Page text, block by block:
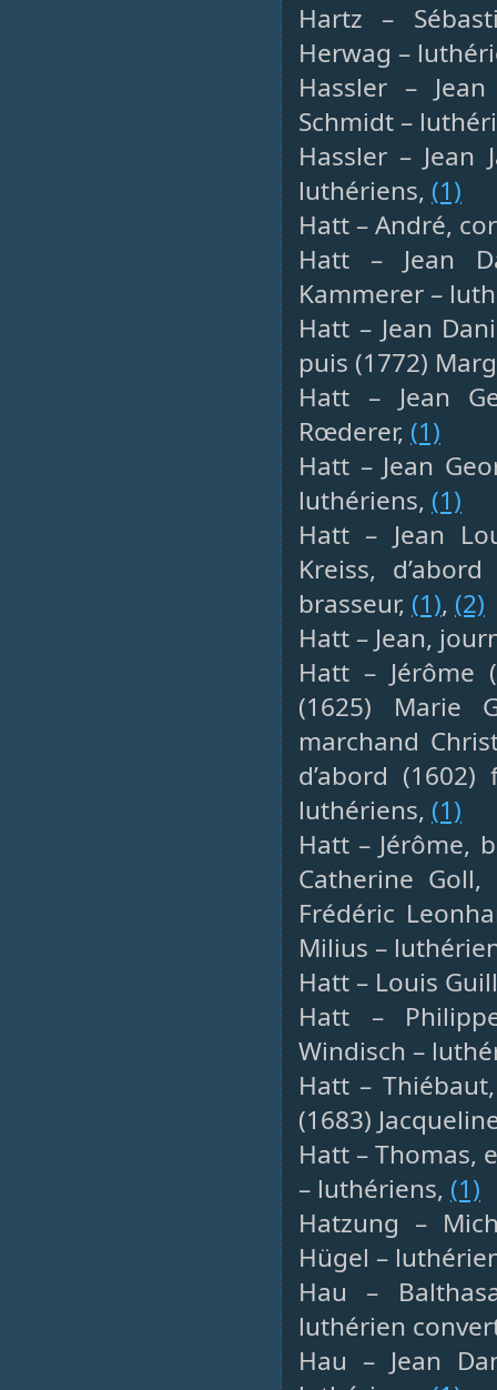
Hartz –
Herwag –
Hassler –
Schmidt –
Hassler – Jean
luthériens, (1)
Hatt – André,
Hatt – Jean
Kammerer –
Hatt – Jean
puis (1772)
Hatt – Jean
Rœderer, (1)
Hatt – Jean
luthériens, (1)
Hatt – Jean
Kreiss,
brasseur, (1), (2)
Hatt – Jean,
Hatt – Jérôme
(1625) Marie
marchand
d’abord
luthériens, (1)
Hatt – Jérôme,
Catherine
Frédéric
Milius –
Hatt – Louis
Hatt –
Windisch –
Hatt –
(1683)
Hatt – Thomas,
– luthériens, (1)
Hatzung –
Hügel –
Hau –
luthérien
Hau – Jean